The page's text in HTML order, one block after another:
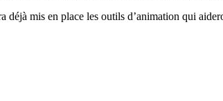
déjà mis en place les outils d’animation qui